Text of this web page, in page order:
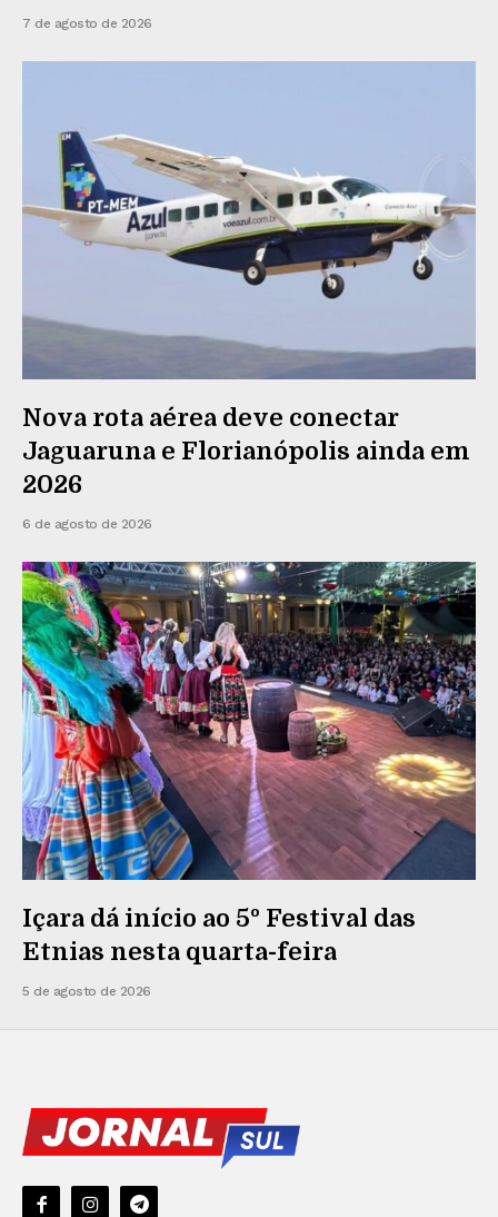
7 de agosto de 2026
Nova rota aérea deve conectar
Jaguaruna e Florianópolis ainda em
2026
6 de agosto de 2026
Içara dá início ao 5º Festival das
Etnias nesta quarta-feira
5 de agosto de 2026